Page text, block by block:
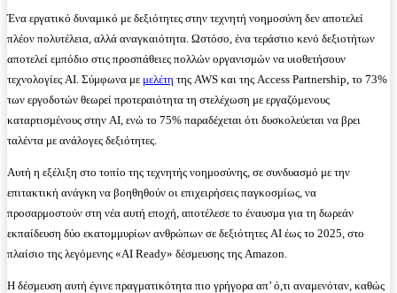
Ένα εργατικό δυναμικό με δεξιότητες στην τεχνητή νοημοσύνη δεν αποτελεί
πλέον πολυτέλεια, αλλά αναγκαιότητα. Ωστόσο, ένα τεράστιο κενό δεξιοτήτων
αποτελεί εμπόδιο στις προσπάθειες πολλών οργανισμών να υιοθετήσουν
τεχνολογίες AI. Σύμφωνα με μελέτη της AWS και της Access Partnership, το 73%
των εργοδοτών θεωρεί προτεραιότητα τη στελέχωση με εργαζόμενους
καταρτισμένους στην AI, ενώ το 75% παραδέχεται ότι δυσκολεύεται να βρει
ταλέντα με ανάλογες δεξιότητες.
Αυτή η εξέλιξη στο τοπίο της τεχνητής νοημοσύνης, σε συνδυασμό με την
επιτακτική ανάγκη να βοηθηθούν οι επιχειρήσεις παγκοσμίως, να
προσαρμοστούν στη νέα αυτή εποχή, αποτέλεσε το έναυσμα για τη δωρεάν
εκπαίδευση δύο εκατομμυρίων ανθρώπων σε δεξιότητες AI έως το 2025, στο
πλαίσιο της λεγόμενης «AI Ready» δέσμευσης της Amazon.
Η δέσμευση αυτή έγινε πραγματικότητα πιο γρήγορα απ’ ό,τι αναμενόταν, καθώς